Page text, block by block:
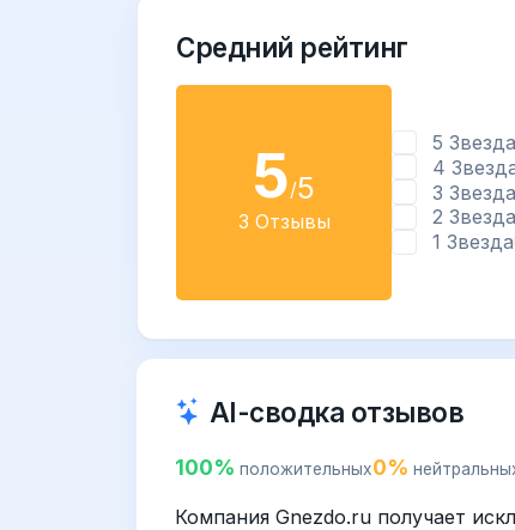
Средний рейтинг
5/5
3 Отзывы
5 Звезда
4
3 Звезда
2 Звезда
1 Звезда
AI-сводка отзывов
100% положительных0%
Компания Gnezdo.ru получает